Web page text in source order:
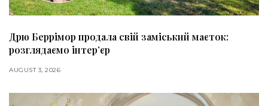
Дрю Беррімор продала свій заміський маєток:
розглядаємо інтер’єр
AUGUST 3, 2026